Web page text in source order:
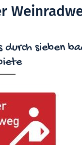
durch sieben